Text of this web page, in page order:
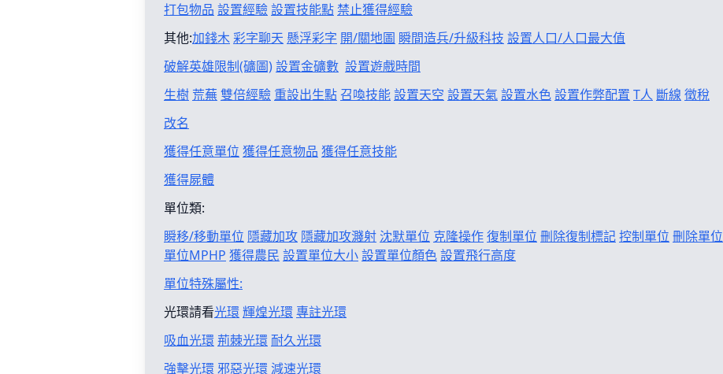
打包物品 設置經驗設置技能點禁止獲得經驗
其他:加錢木彩字聊天 懸浮彩字 開/關地圖 瞬間造兵/升級科技 設置人口/人口最大值
破解英雄限制(礦圖)設置金礦數 設置遊戲時間
生樹 荒蕪雙倍經驗 重設出生點召喚技能設置天空 設置天氣設置水色設置作弊配置 T人 斷線 徵稅
改名
獲得任意單位 獲得任意物品 獲得任意技能
獲得屍體
單位類:
瞬移/移動單位 隱藏加攻 隱藏加攻濺射 沈默單位 克隆操作復制單位 刪除復制標記控制單位 刪除單位
單位MPHP 獲得農民 設置單位大小設置單位顏色設置飛行高度
單位特殊屬性:
光環請看光環輝煌光環專註光環
吸血光環荊棘光環耐久光環
強擊光環邪惡光環減速光環